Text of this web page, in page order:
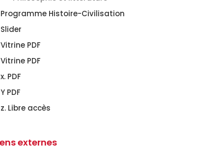
Programme Histoire-Civilisation
Slider
Vitrine PDF
Vitrine PDF
x. PDF
Y PDF
z. Libre accès
externes